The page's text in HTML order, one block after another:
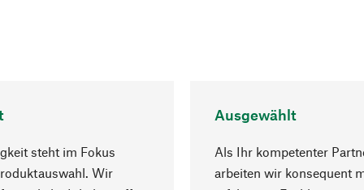
steht im Fokus
Wir
Ausgewählt
Als Ihr kompetenter
arbeiten wir konsequent